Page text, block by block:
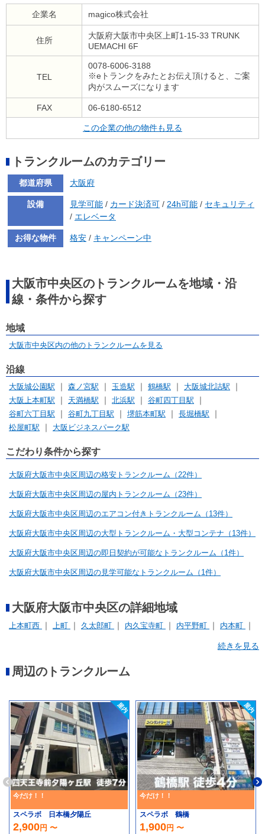
企業名 magico株式会社
住所
大阪府大阪市中央区上町1-15-33 TRUNK
UEMACHI 6F
TEL
0078-6006-3188
※eトランクをみたとお伝え頂けると、ご案
内がスムーズになります
FAX 06-6180-6512
この企業の他の物件も見る
トランクルームのカテゴリー
都道府県 大阪府
設備 見学可能 / カード決済可 / 24h可能 / セキュリティ
/ エレベータ
お得な物件 格安 / キャンペーン中
大阪市中央区のトランクルームを地域・沿
線・条件から探す
地域
大阪市中央区内の他のトランクルームを見る
沿線
大阪城公園駅 森ノ宮駅 玉造駅 鶴橋駅
大阪城北詰駅
大阪上本町駅
天満橋駅 北浜駅
谷町四丁目駅
谷町六丁目駅
谷町九丁目駅 堺筋本町駅
長堀橋駅
松屋町駅
大阪ビジネスパーク駅
こだわり条件から探す
大阪府大阪市中央区周辺の格安トランクルーム（22件）
大阪府大阪市中央区周辺の屋内トランクルーム（23件）
大阪府大阪市中央区周辺のエアコン付きトランクルーム（13件）
大阪府大阪市中央区周辺の大型トランクルーム・大型コンテナ（13件）
大阪府大阪市中央区周辺の即日契約が可能なトランクルーム（1件）
大阪府大阪市中央区周辺の見学可能なトランクルーム（1件）
大阪府大阪市中央区の詳細地域
上本町西 上町 久太郎町 内久宝寺町 内平野町
内本町
日本橋続きを見る
周辺のトランクルーム
今だけ！！
スペラボ 日本橋夕陽丘
2,900円 〜
今だけ！！
スペラボ 鶴橋
1,900円 〜